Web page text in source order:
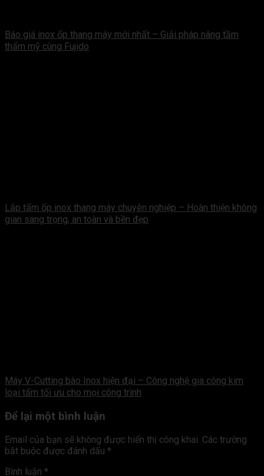
Báo giá inox ốp thang máy mới nhất – Giải pháp nâng tầm
thẩm mỹ cùng Fujido
Lắp tấm ốp inox thang máy chuyên nghiệp – Hoàn thiện không
gian sang trọng, an toàn và bền đẹp
Máy V-Cutting bào Inox hiện đại – Công nghệ gia công kim
loại tấm tối ưu cho mọi công trình
Để lại một bình luận
Email của bạn sẽ không được hiển thị công khai. Các trường
bắt buộc được đánh dấu *
Bình luận *